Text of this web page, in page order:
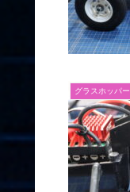
グラスホッパー